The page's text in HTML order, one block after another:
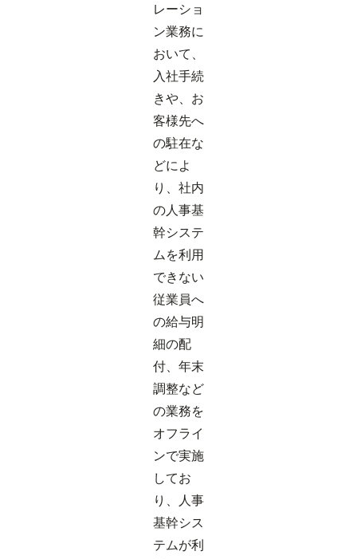
レーショ
ン業務に
おいて、
入社手続
きや、お
客様先へ
の駐在な
どによ
り、社内
の人事基
幹システ
ムを利用
できない
従業員へ
の給与明
細の配
付、年末
調整など
の業務を
オフライ
ンで実施
してお
り、人事
基幹シス
テムが利